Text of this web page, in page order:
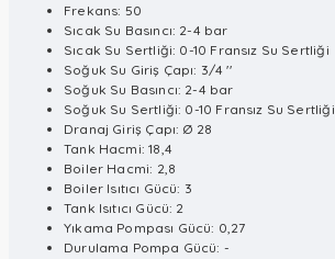
Frekans: 50
Sıcak Su Basıncı: 2-4 bar
Sıcak Su Sertliği: 0-10 Fransız Su Sertliği
Soğuk Su Giriş Çapı: 3/4 ''
Soğuk Su Basıncı: 2-4 bar
Soğuk Su Sertliği: 0-10 Fransız Su Sertliği
Dranaj Giriş Çapı: Ø 28
Tank Hacmi: 18,4
Boiler Hacmi: 2,8
Boiler Isıtıcı Gücü: 3
Tank Isıtıcı Gücü: 2
Yıkama Pompası Gücü: 0,27
Durulama Pompa Gücü: -